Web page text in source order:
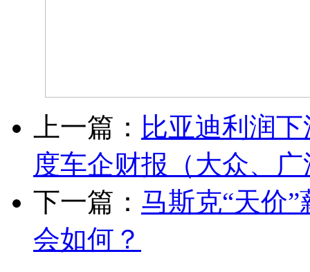
上一篇： 比亚迪利润
度车企财报（大众、
下一篇： 马斯克“天价
会如何？